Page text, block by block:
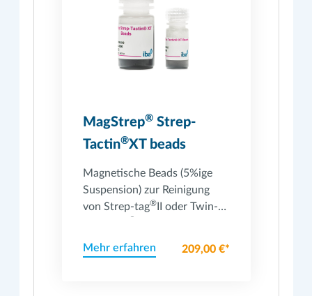
MagStrep®Strep-
Tactin®XT beads
Magnetische Beads (5%ige
Suspension) zur Reinigung
von Strep-tag®II oder Twin-
®
Mehr erfahren 209,00 €*